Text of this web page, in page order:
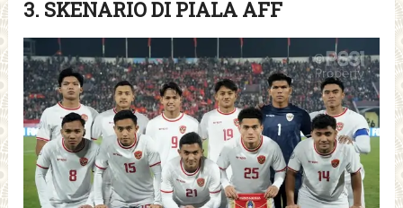
3. SKENARIO DI PIALA AFF